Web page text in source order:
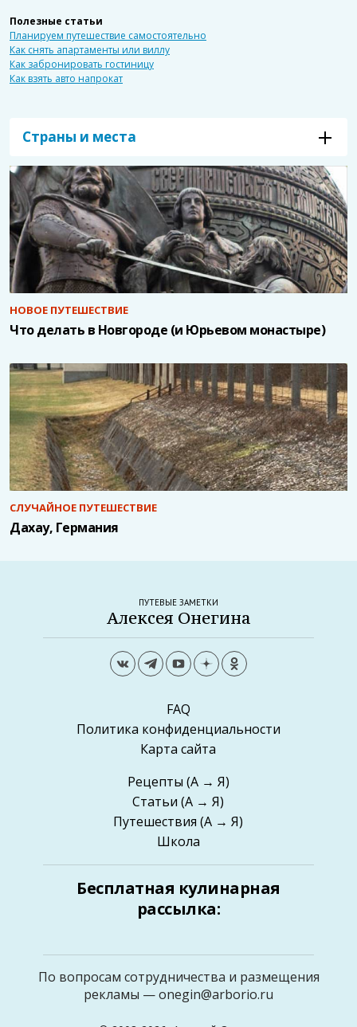
Полезные статьи
Планируем путешествие самостоятельно
Как снять апартаменты или виллу
Как забронировать гостиницу
Как взять авто напрокат
Страны и места
НОВОЕ ПУТЕШЕСТВИЕ
Что делать в Новгороде (и Юрьевом монастыре)
СЛУЧАЙНОЕ ПУТЕШЕСТВИЕ
Дахау, Германия
ПУТЕВЫЕ ЗАМЕТКИ
Алексея Онегина
FAQ
Политика конфиденциальности
Карта сайта
Рецепты (А → Я)
Статьи (А → Я)
Путешествия (А → Я)
Школа
Бесплатная кулинарная
рассылка:
По вопросам сотрудничества и размещения
рекламы —onegin@arborio.ru